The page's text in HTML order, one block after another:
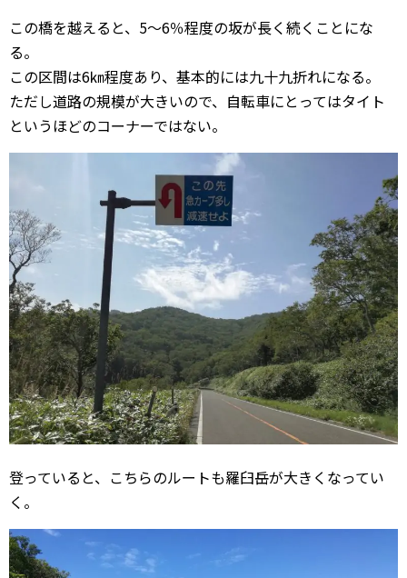
この橋を越えると、5～6％程度の坂が長く続くことにな
る。
この区間は6㎞程度あり、基本的には九十九折れになる。
ただし道路の規模が大きいので、自転車にとってはタイト
というほどのコーナーではない。
登っていると、こちらのルートも羅臼岳が大きくなってい
く。